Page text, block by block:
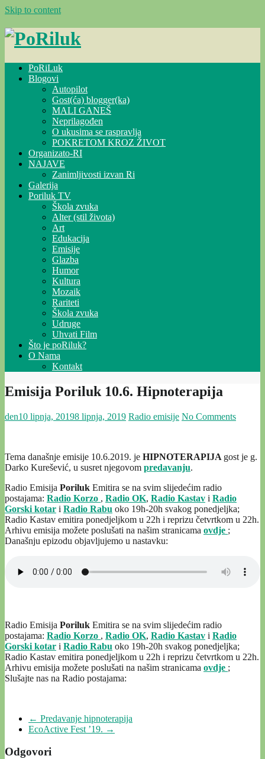
Skip to content
PoRiLuk
Blogovi
Autopilot
Gost(ća) blogger(ka)
MALI GANEŠ
Neprilagođen
O ukusima se raspravlja
POKRETOM KROZ ŽIVOT
Organizato-RI
NAJAVE
Zanimljivosti izvan Ri
Galerija
Poriluk TV
Škola zvuka
Alter (stil života)
Art
Edukacija
Emisije
Glazba
Humor
Kultura
Mozaik
Rariteti
Škola zvuka
Udruge
Uhvati Film
Što je poRiluk?
O Nama
Kontakt
Emisija Poriluk 10.6. Hipnoterapija
den10 lipnja, 20198 lipnja, 2019 Radio emisije No Comments
Tema današnje emisije 10.6.2019. je HIPNOTERAPIJA gost je g.
Darko Kurešević, u susret njegovom predavanju.
Radio Emisija Poriluk Emitira se na svim slijedećim radio
postajama: Radio Korzo , Radio OK, Radio Kastav i Radio
Gorski kotar i Radio Rabu oko 19h-20h svakog ponedjeljka;
Radio Kastav emitira ponedjeljkom u 22h i reprizu četvrtkom u 22h.
Arhivu emisija možete poslušati na našim stranicama ovdje ;
Današnju epizodu objavljujemo u nastavku:
Radio Emisija Poriluk Emitira se na svim slijedećim radio
postajama: Radio Korzo , Radio OK, Radio Kastav i Radio
Gorski kotar i Radio Rabu oko 19h-20h svakog ponedjeljka;
Radio Kastav emitira ponedjeljkom u 22h i reprizu četvrtkom u 22h.
Arhivu emisija možete poslušati na našim stranicama ovdje ;
Slušajte nas na Radio postajama:
← Predavanje hipnoterapija
EcoActive Fest ’19. →
Odgovori